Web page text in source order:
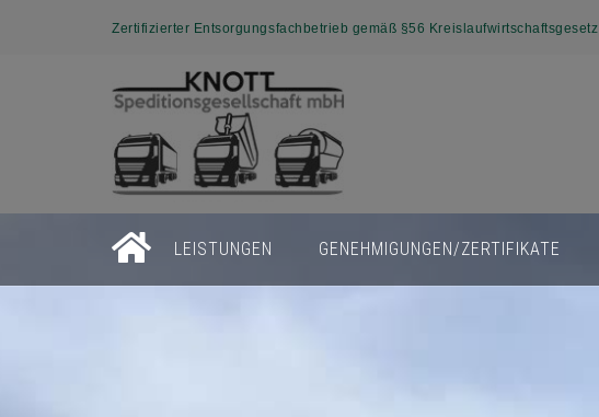
Zertifizierter Entsorgungsfachbetrieb gemäß §56 Kreislaufwirtschaftsgesetz
LEISTUNGEN GENEHMIGUNGEN/ZERTIFIKATE